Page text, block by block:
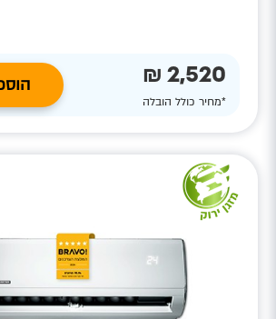
2,520 ₪
*מחיר כולל הובלה